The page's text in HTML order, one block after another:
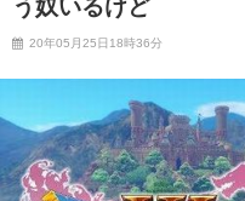
う奴いるけど
20年05月25日18時36分